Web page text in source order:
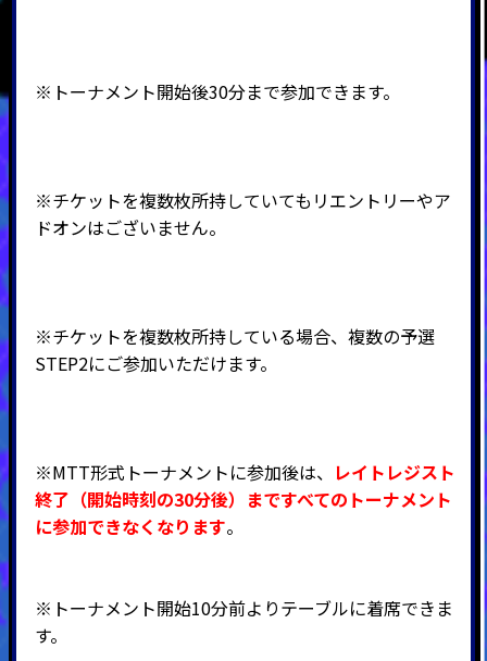
※トーナメント開始後30分まで参加できます。
※チケットを複数枚所持していてもリエントリーやア
ドオンはございません。
※チケットを複数枚所持している場合、複数の予選
STEP2にご参加いただけます。
※MTT形式トーナメントに参加後は、 レイトレジスト
終了（開始時刻の30分後）まですべてのトーナメント
に参加できなくなります。
※トーナメント開始10分前よりテーブルに着席できま
す。